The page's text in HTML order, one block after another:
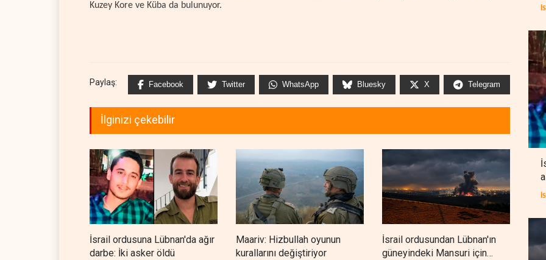
Kuzey Kore ve Küba da bulunuyor.
Paylaş: Facebook Twitter WhatsApp Bluesky X Telegram
İlginizi çekebilir
İsrail ordusuna Lübnan'da ağır
darbe: İki asker öldü
Maariv: Hizbullah oyunun
kurallarını değiştiriyor
İsrail ordusundan Lübnan'ın
güneyindeki Mansuri için